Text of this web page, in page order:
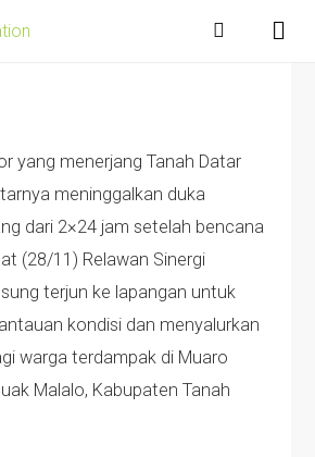
yang menerjang Tanah Datar
meninggalkan duka
dari 2×24 jam setelah bencana
(28/11) Relawan Sinergi
terjun ke lapangan untuk
kondisi dan menyalurkan
warga terdampak di Muaro
Malalo, Kabupaten Tanah